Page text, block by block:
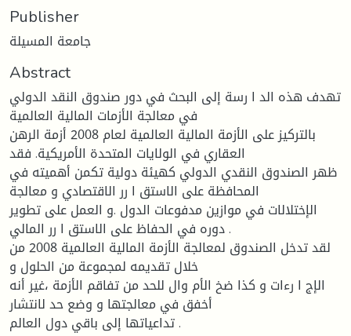
Publisher
جامعة المسيلة
Abstract
تهدف هذه الد ا رسة إلى البحث في دور صندوق النقد الدولي
في معالجة الأزمات المالیة العالمیة
بالتركیز على الأزمة المالیة العالمیة لعام 2008 أزمة الرهن
العقاري في الولایات المتحدة الأمریكیة. فقد
ظهر الصندوق النقدي الدولي كهیئة دولیة تكمن أهمیته في
المحافظة على الاستق ا رر الاقتصادي و معالجة
الإختلالات في موازین مدفوعات الدول .و العمل على تطویر
دوره في الحفاظ على الاستق ا رر المالي .
لقد تدخل الصندوق لمعالجة الأزمة المالیة العالمیة 2008 من
خلال تقدیمه لمجموعة من الحلول و
الإج ا رءات و كذا ضخ الأم وال للحد من تفاقم الأزمة ،غیر أنه
أخفق في معالجتها و وضع حد لانتشار
تداعیاتها إلى باقي دول العالم .